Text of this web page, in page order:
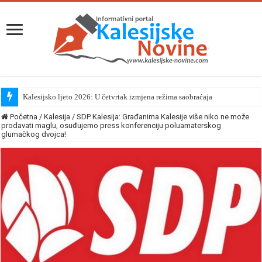
Kalesijsko ljeto 2026: U četvrtak izmjena režima saobraćaja
Početna / Kalesija / SDP Kalesija: Građanima Kalesije više niko ne može
prodavati maglu, osuđujemo press konferenciju poluamaterskog
glumačkog dvojca!